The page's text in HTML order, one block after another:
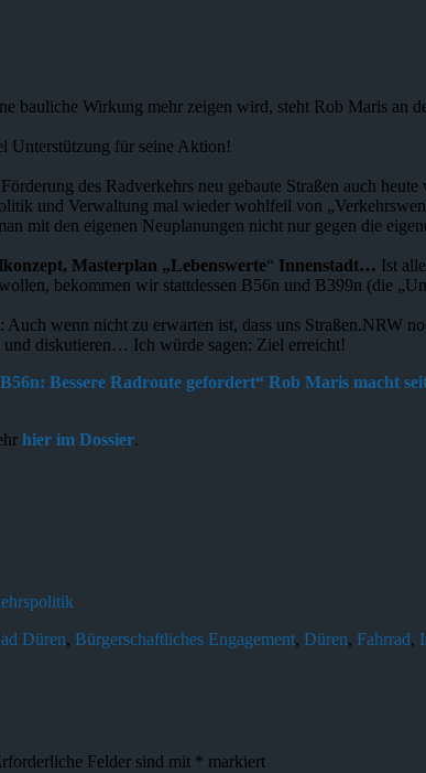
bauliche Wirkung mehr zeigen wird, steht Rob Maris an
Unterstützung für seine Aktion!
des Radverkehrs neu gebaute Straßen auch
und Verwaltung mal wieder wohlfeil von
mit den eigenen Neuplanungen nicht nur gegen die
Masterplan „Lebenswerte“ Innenstadt… Ist
bekommen wir stattdessen B56n und B399n (die
wenn nicht zu erwarten ist, dass uns Straßen.NRW
diskutieren… Ich würde sagen: Ziel erreicht!
Bessere Radroute gefordert“ Rob Maris macht
hier im Dossier.
Düren, Bürgerschaftliches Engagement, Düren, Fahrrad,
Felder sind mit * markiert